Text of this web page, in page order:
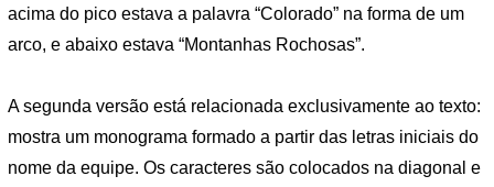
acima do pico estava a palavra “Colorado” na forma de um
arco, e abaixo estava “Montanhas Rochosas”.
A segunda versão está relacionada exclusivamente ao texto:
mostra um monograma formado a partir das letras iniciais do
nome da equipe. Os caracteres são colocados na diagonal e